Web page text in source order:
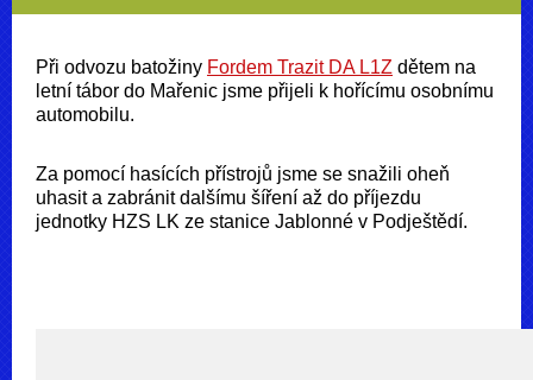
Při odvozu batožiny Fordem Trazit DA L1Z dětem na
letní tábor do Mařenic jsme přijeli k hořícímu osobnímu
automobilu.
Za pomocí hasících přístrojů jsme se snažili oheň
uhasit a zabránit dalšímu šíření až do příjezdu
jednotky HZS LK ze stanice Jablonné v Podještědí.